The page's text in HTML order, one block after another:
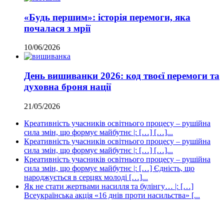
«Будь першим»: історія перемоги, яка
почалася з мрії
10/06/2026
День вишиванки 2026: код твоєї перемоги та
духовна броня нації
21/05/2026
Креативність учасників освітнього процесу – рушійна
сила змін, що формує майбутнє |: […] […]...
Креативність учасників освітнього процесу – рушійна
сила змін, що формує майбутнє |: […] […]...
Креативність учасників освітнього процесу – рушійна
сила змін, що формує майбутнє |: […] Єдність, що
народжується в серцях молоді […]...
Як не стати жертвами насилля та булінгу… |: […]
Всеукраїнська акція «16 днів проти насильства» [...